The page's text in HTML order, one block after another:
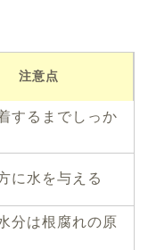
注意点
するまでしっか
に水を与える
分は根腐れの原